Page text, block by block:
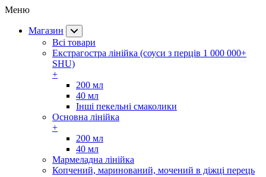
Меню
Магазин
Всі товари
Екстрагостра лінійка (соуси з перців 1 000 000+
SHU)
+
200 мл
40 мл
Інші пекельні смаколики
Основна лінійка
+
200 мл
40 мл
Мармеладна лінійка
Копчений, маринований, мочений в діжці перець